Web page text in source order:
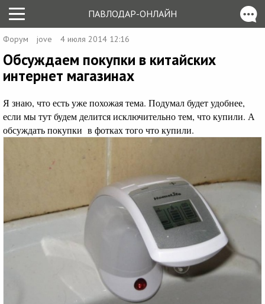
ПАВЛОДАР-ОНЛАЙН
Форум jove 4 июля 2014 12:16
Обсуждаем покупки в китайских
интернет магазинах
Я знаю, что есть уже похожая тема. Подумал будет удобнее,
если мы тут будем делится исключительно тем, что купили. А
обсуждать покупки в фотках того что купили.